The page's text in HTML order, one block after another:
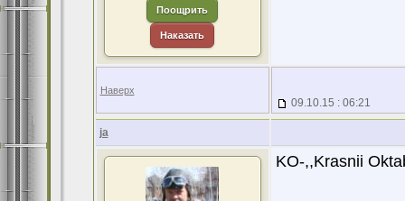
Поощрить
Наказать
Наверх
09.10.15 : 06:21
ja
KO-,,Krasnii